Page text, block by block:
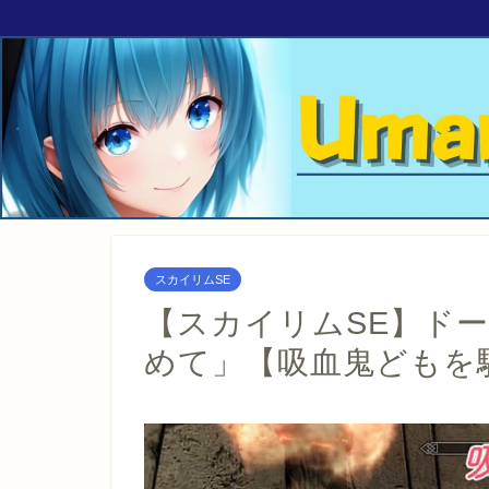
スカイリムSE
【スカイリムSE】ド
めて」【吸血鬼どもを